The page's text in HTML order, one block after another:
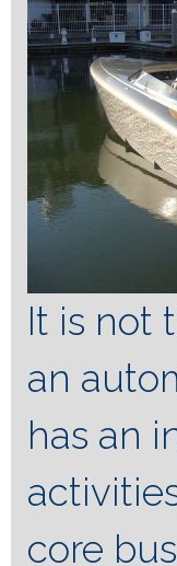
It is not
an
has an
core